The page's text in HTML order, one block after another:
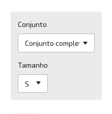
Conjunto
Tamanho